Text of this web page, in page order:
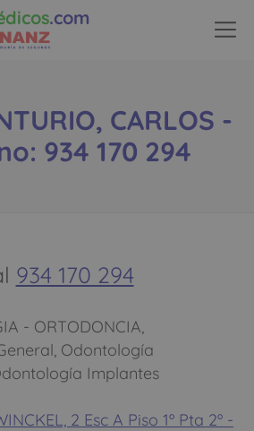
.com
CARLOS -
934 170 294
934 170 294
- ORTODONCIA,
Odontología
Implantes
2 Esc A Piso 1º Pta 2º -